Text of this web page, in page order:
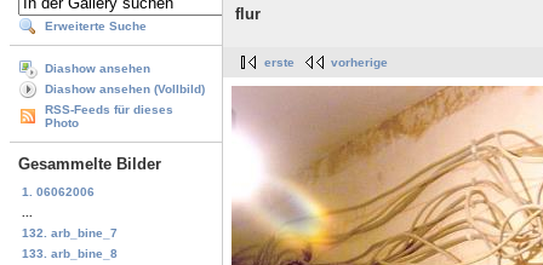
Erweiterte Suche
Diashow ansehen
Diashow ansehen (Vollbild)
RSS-Feeds für dieses
Photo
Gesammelte Bilder
1. 06062006
132. arb_bine_7
133. arb_bine_8
flur
erste vorherige